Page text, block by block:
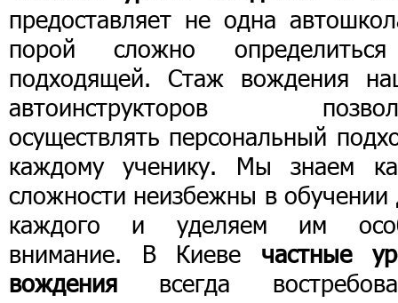
предоставляет не одна
порой сложно
подходящей. Стаж вождения
автоинструкторов
осуществлять персональный
каждому ученику. Мы знаем
сложности неизбежны в обучении
каждого и уделяем им
внимание. В Киеве частные
вождения всегда